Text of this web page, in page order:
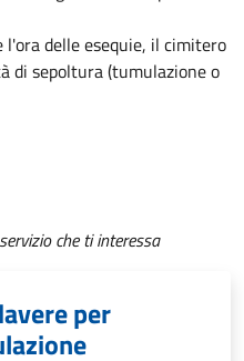
l'ora delle esequie, il cimitero
di sepoltura (tumulazione o
che ti interessa
per